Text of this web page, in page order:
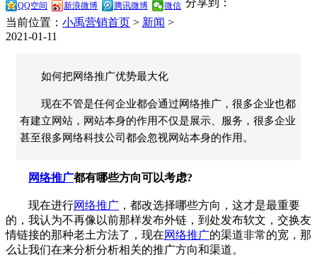
QQ空间 新浪微博 腾讯微博 微信
当前位置： 小禹营销首页 > 新闻 >
2021-01-11
如何把网络推广优势最大化
现在不管是任何企业都会通过网络推广，很多企业也都
有建立网站，网站本身的作用不仅是展示、服务，很多企业
甚至很多网络科技公司都会忽视网站本身的作用。
网络推广都有哪些方向可以考虑?
现在进行网络推广 ，都改选择哪些方向，这才是最重要
的，我认为不再像以前那样发布外链，到处发布软文，交换友
情链接的那种老土方法了，现在网络推广的渠道非常的宽，那
么让我们在来分析分析相关的推广方向和渠道。